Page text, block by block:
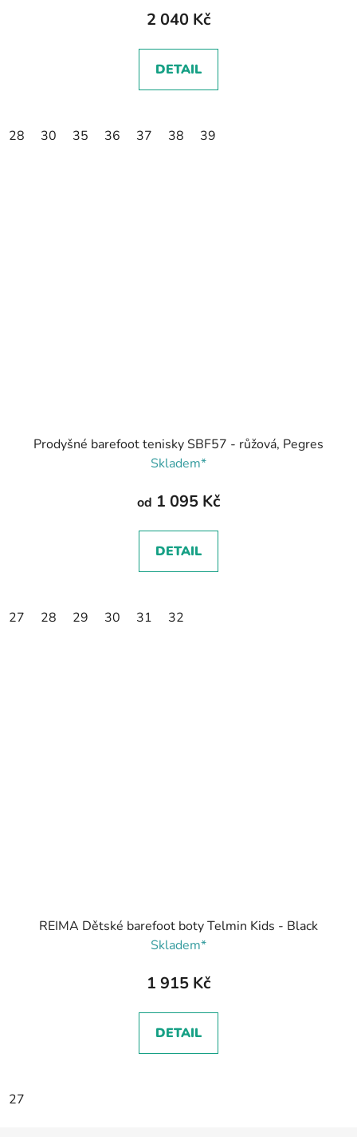
2 040 Kč
DETAIL
28 30 35 36 37 38 39
Prodyšné barefoot tenisky SBF57 - růžová, Pegres
Skladem*
od 1 095 Kč
DETAIL
27 28 29 30 31 32
REIMA Dětské barefoot boty Telmin Kids - Black
Skladem*
1 915 Kč
DETAIL
27